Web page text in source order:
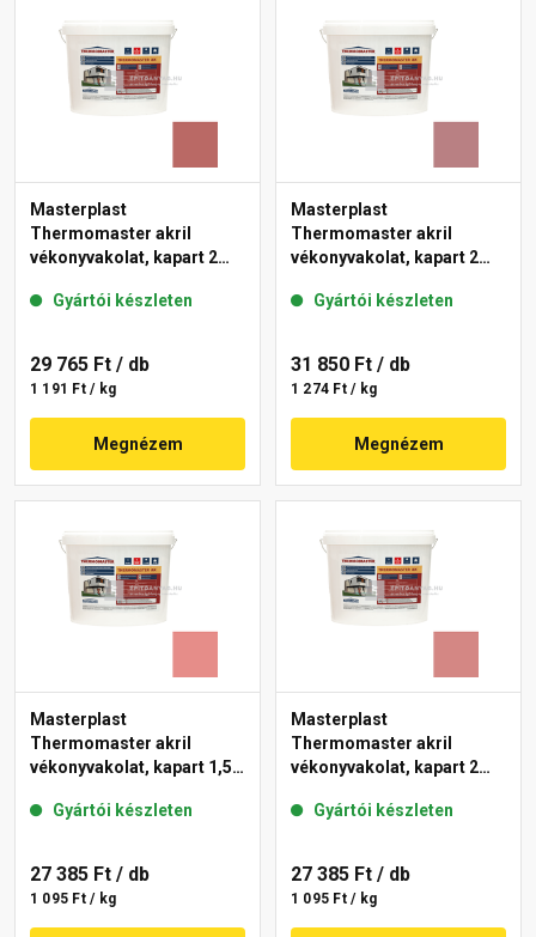
Masterplast
Thermomaster akril
vékonyvakolat, kapart 2
Gyártói készleten
29 765 Ft / db
1 191 Ft / kg
Megnézem
Masterplast
Thermomaster akril
vékonyvakolat, kapart 2
Gyártói készleten
31 850 Ft / db
1 274 Ft / kg
Megnézem
Masterplast
Thermomaster akril
vékonyvakolat, kapart 1,5
Gyártói készleten
27 385 Ft / db
1 095 Ft / kg
Masterplast
Thermomaster akril
vékonyvakolat, kapart 2
Gyártói készleten
27 385 Ft / db
1 095 Ft / kg